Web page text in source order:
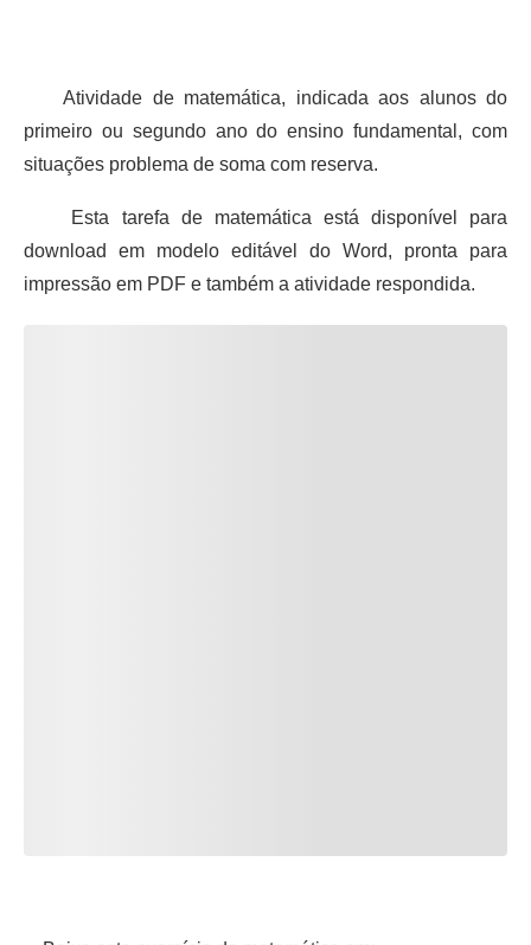
Atividade de matemática, indicada aos alunos do
primeiro ou segundo ano do ensino fundamental, com
situações problema de soma com reserva.
Esta tarefa de matemática está disponível para
download em modelo editável do Word, pronta para
impressão em PDF e também a atividade respondida.